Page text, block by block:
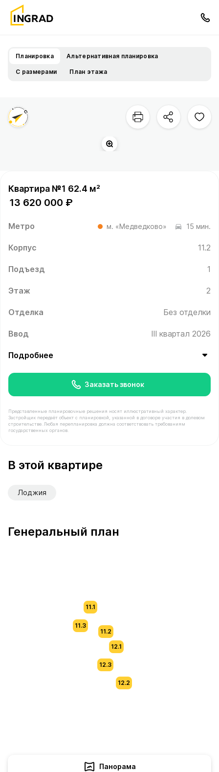
Планировка Альтернативная планировка
С размерами План этажа
Квартира №1 62.4 м²
13 620 000 ₽
Метро м. «Медведково» 15 мин.
Корпус 11.2
Подъезд 1
Этаж 2
Отделка Без отделки
Ввод III квартал 2026
Подробнее
Заказать звонок
Представленные планировочные решения носят иллюстративный характер.
Застройщик передаёт объект с планировкой, указанной в договоре участия в долевом
строительстве. Любая перепланировка должна соответствовать требованиям
государственных органов.
В этой квартире
Лоджия
Генеральный план
11.3
11.1
11.2
12.1
12.2
12.3
Панорама